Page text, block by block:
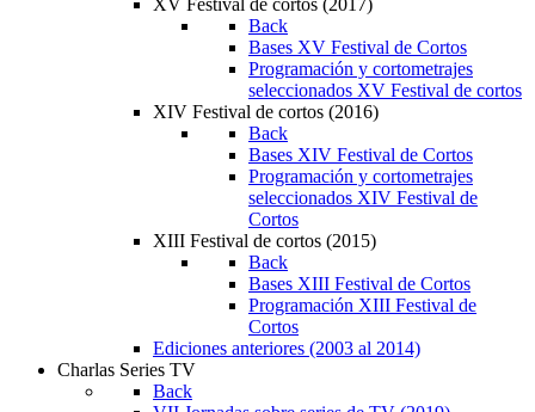
XV Festival de cortos (2017)
Back
Bases XV Festival de Cortos
Programación y cortometrajes
seleccionados XV Festival de cortos
XIV Festival de cortos (2016)
Back
Bases XIV Festival de Cortos
Programación y cortometrajes
seleccionados XIV Festival de
Cortos
XIII Festival de cortos (2015)
Back
Bases XIII Festival de Cortos
Programación XIII Festival de
Cortos
Ediciones anteriores (2003 al 2014)
Charlas Series TV
Back